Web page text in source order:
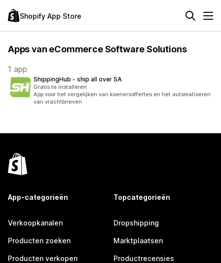
Shopify App Store
Apps van eCommerce Software Solutions
1 app
ShippingHub ‑ ship all over SA
Gratis te installeren
App voor het vergelijken van koeriersoffertes en het automatiseren
van vrachtbrieven
App-categorieën
Verkoopkanalen
Producten zoeken
Producten verkopen
Topcategorieën
Dropshipping
Marktplaatsen
Productrecensies